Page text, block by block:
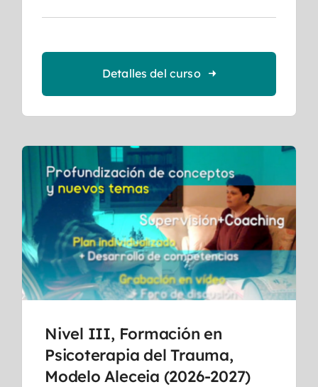
Detalles del curso
Nivel III, Formación en
Psicoterapia del Trauma,
Modelo Aleceia (2026-2027)